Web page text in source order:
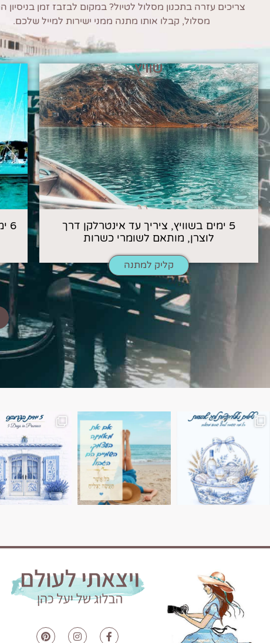
צריכים עזרה בתכנון מסלול לטיול? במקום לבזבז זמן בניסיון
מסלול, קבלו אותו מתנה ממני ישירות למייל שלכם.
שוויץ
5 ימים בשוויץ, ציריך עד אינטרלקן דרך
לוצרן, מותאם לשומרי כשרות
קליק למתנה
השמים הם הגבול 💙🩵 טיול בין